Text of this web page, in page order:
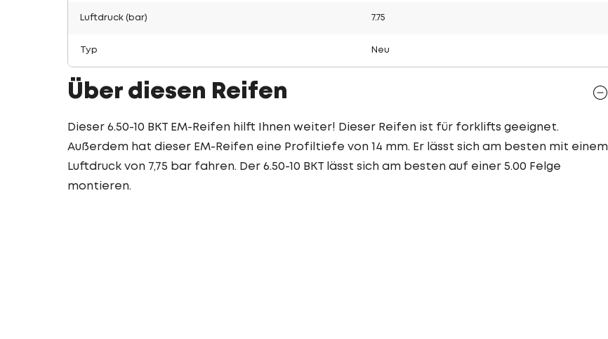
Luftdruck (bar) 7.75
Typ Neu
Über diesen Reifen
Dieser 6.50-10 BKT EM-Reifen hilft Ihnen weiter! Dieser Reifen ist für forklifts geeignet.
Außerdem hat dieser EM-Reifen eine Profiltiefe von 14 mm. Er lässt sich am besten mit einem
Luftdruck von 7,75 bar fahren. Der 6.50-10 BKT lässt sich am besten auf einer 5.00 Felge
montieren.